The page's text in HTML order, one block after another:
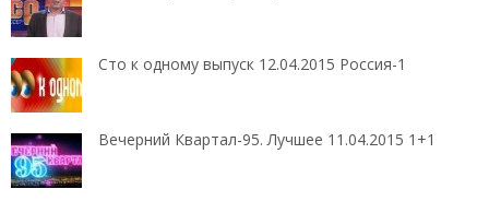
Сто к одному выпуск 12.04.2015 Россия-1
Вечерний Квартал-95. Лучшее 11.04.2015 1+1